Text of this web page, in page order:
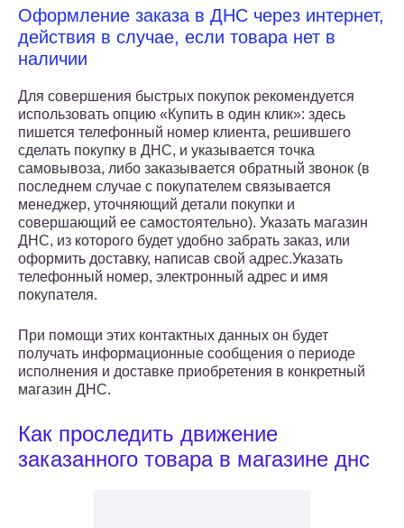
Оформление заказа в ДНС через интернет,
действия в случае, если товара нет в
наличии
Для совершения быстрых покупок рекомендуется
использовать опцию «Купить в один клик»: здесь
пишется телефонный номер клиента, решившего
сделать покупку в ДНС, и указывается точка
самовывоза, либо заказывается обратный звонок (в
последнем случае с покупателем связывается
менеджер, уточняющий детали покупки и
совершающий ее самостоятельно). Указать магазин
ДНС, из которого будет удобно забрать заказ, или
оформить доставку, написав свой адрес.Указать
телефонный номер, электронный адрес и имя
покупателя.
При помощи этих контактных данных он будет
получать информационные сообщения о периоде
исполнения и доставке приобретения в конкретный
магазин ДНС.
Как проследить движение
заказанного товара в магазине днс